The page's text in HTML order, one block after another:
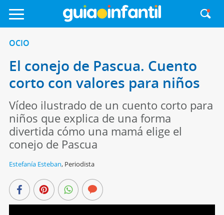
OCIO
El conejo de Pascua. Cuento
corto con valores para niños
Vídeo ilustrado de un cuento corto para
niños que explica de una forma
divertida cómo una mamá elige el
conejo de Pascua
Estefanía Esteban, Periodista